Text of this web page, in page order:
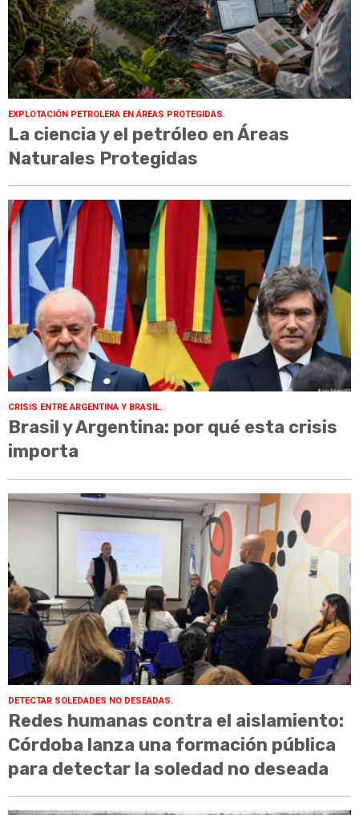
EXPLOTACIÓN PETROLERA EN ÁREAS PROTEGIDAS.
La ciencia y el petróleo en Áreas
Naturales Protegidas
CRISIS ENTRE ARGENTINA Y BRASIL.
Brasil y Argentina: por qué esta crisis
importa
DETECTAR SOLEDADES NO DESEADAS.
Redes humanas contra el aislamiento:
Córdoba lanza una formación pública
para detectar la soledad no deseada